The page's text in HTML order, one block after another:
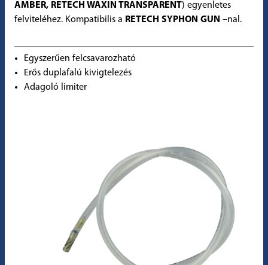
AMBER, RETECH WAXIN TRANSPARENT) egyenletes
felviteléhez. Kompatibilis a RETECH SYPHON GUN –nal.
Egyszerűen felcsavarozható
Erős duplafalú kivigtelezés
Adagoló limiter